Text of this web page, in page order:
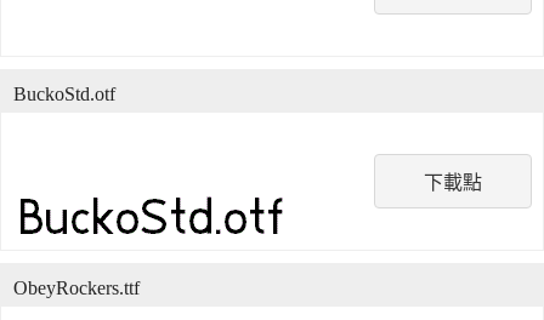
下載點
BuckoStd.otf
ObeyRockers.ttf